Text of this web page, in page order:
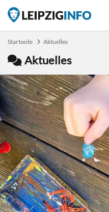
Startseite Aktuelles
Aktuelles